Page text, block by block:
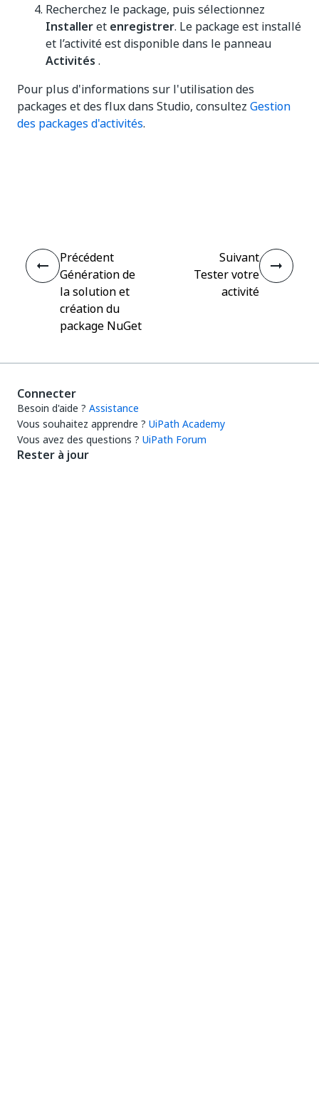
Recherchez le package, puis sélectionnez
Installeret enregistrer. Le package est installé
et l’activité est disponible dans le panneau
Activités .
Pour plus d'informations sur l'utilisation des
packages et des flux dans Studio, consultez Gestion
des packages d'activités.
Précédent
Génération de
la solution et
création du
package NuGet
Suivant
Tester votre
activité
Connecter
Besoin d'aide ? Assistance
Vous souhaitez apprendre ? UiPath Academy
Vous avez des questions ? UiPath Forum
Rester à jour